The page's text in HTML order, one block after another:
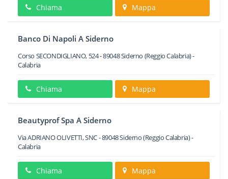
Chiama Mappa
Banco Di Napoli A Siderno
Corso SECONDIGLIANO, 524-89048Siderno (Reggio Calabria) -
Calabria
Chiama Mappa
Beautyprof Spa A Siderno
Via ADRIANO OLIVETTI, SNC-89048Siderno(Reggio Calabria) -
Calabria
Chiama Mappa